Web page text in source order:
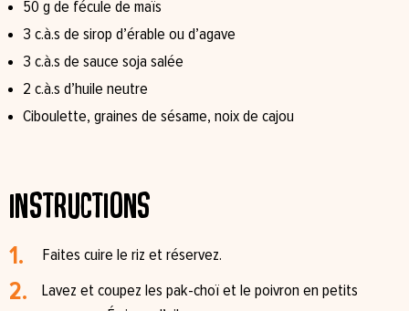
50 g de fécule de maïs
3 c.à.s de sirop d’érable ou d’agave
3 c.à.s de sauce soja salée
2 c.à.s d’huile neutre
Ciboulette, graines de sésame, noix de cajou
Instructions
Faites cuire le riz et réservez.
Lavez et coupez les pak-choï et le poivron en petits